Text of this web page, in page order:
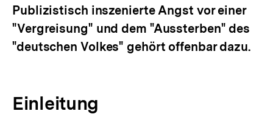
Publizistisch inszenierte Angst vor einer
"Vergreisung" und dem "Aussterben" des
"deutschen Volkes" gehört offenbar dazu.
Einleitung